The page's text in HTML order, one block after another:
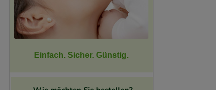
Einfach. Sicher. Günstig.